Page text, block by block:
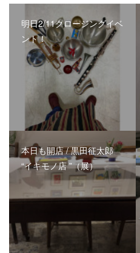
明日2/11クロージングイベ
ント！
本日も開店 / 黒田征太郎
“イキモノ店 ”（展）